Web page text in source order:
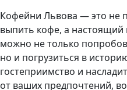
Кофейни Львова — это не
выпить кофе, а настоящий
можно не только
но и погрузиться в
гостеприимство и
от ваших предпочтений,